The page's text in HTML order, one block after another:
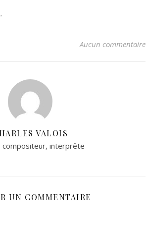
Aucun commentaire
VALOIS
compositeur, interprête
UN COMMENTAIRE